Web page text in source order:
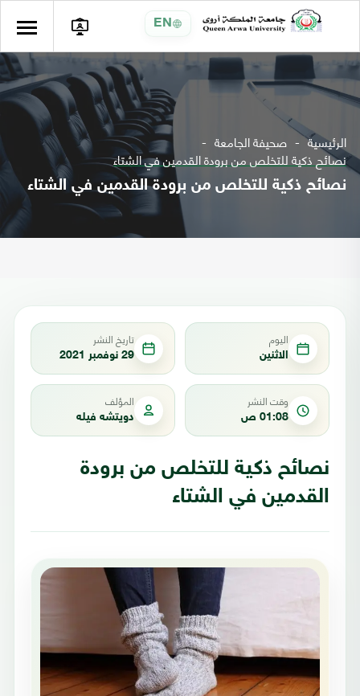
EN
الرئيسية صحيفة الجامعة
نصائح ذكية للتخلص من برودة القدمين في الشتاء
نصائح ذكية للتخلص من برودة القدمين في الشتاء
اليوم
الاثنين
تاريخ النشر
29 نوفمبر 2021
وقت النشر
01:08 ص
المؤلف
دويتشه فيله
نصائح ذكية للتخلص من برودة
القدمين في الشتاء